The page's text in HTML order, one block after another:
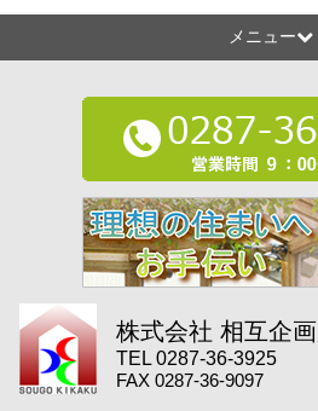
メニュー
株式会社 相互企画
TEL 0287-36-3925
FAX 0287-36-9097